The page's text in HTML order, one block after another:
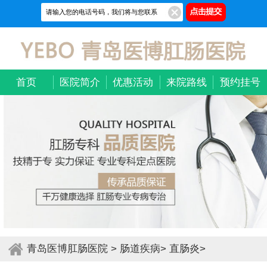
首页 医院简介 优惠活动 来院路线 预约挂号
青岛医博肛肠医院> 肠道疾病> 直肠炎>